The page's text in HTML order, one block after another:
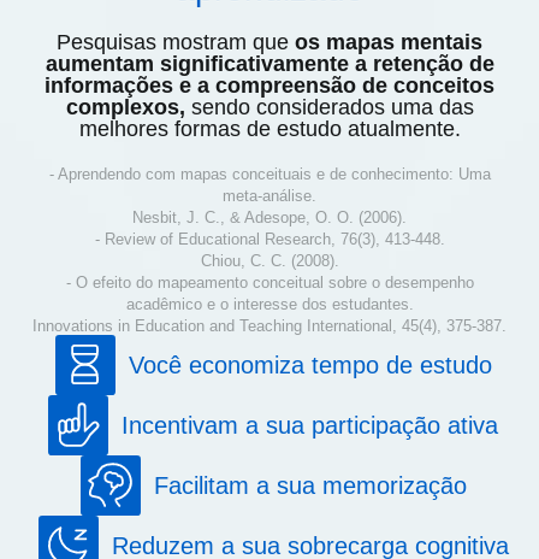
Pesquisas mostram que os mapas mentais
aumentam significativamente a retenção de
informações e a compreensão de conceitos
complexos, sendo considerados uma das
melhores formas de estudo atualmente.
- Aprendendo com mapas conceituais e de conhecimento: Uma
meta-análise.
Nesbit, J. C., & Adesope, O. O. (2006).
- Review of Educational Research, 76(3), 413-448.
Chiou, C. C. (2008).
- O efeito do mapeamento conceitual sobre o desempenho
acadêmico e o interesse dos estudantes.
Innovations in Education and Teaching International, 45(4), 375-387.
Você economiza tempo de estudo
Incentivam a sua participação ativa
Facilitam a sua memorização
Reduzem a sua sobrecarga cognitiva